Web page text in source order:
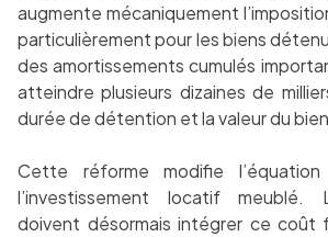
augmente mécaniquement
particulièrement pour les biens
des amortissements cumulés
atteindre plusieurs dizaines de
durée de détention et la valeur du
Cette réforme modifie
l’investissement locatif meublé.
doivent désormais intégrer ce coût